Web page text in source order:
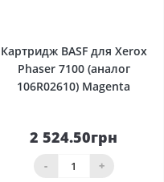
Картридж BASF для Xerox
Phaser 7100 (аналог
106R02610) Magenta
2 524.50грн
- +